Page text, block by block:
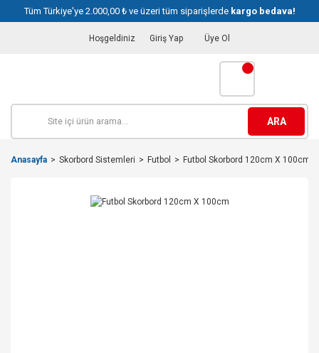
Tüm Türkiye'ye 2.000,00 ₺ ve üzeri tüm siparişlerde kargo bedava!
Hoşgeldiniz Giriş Yap Üye Ol
ARA
Anasayfa Skorbord Sistemleri Futbol Futbol Skorbord 120cm X 100cm